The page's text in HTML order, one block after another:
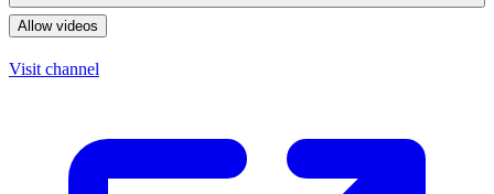
Allow videos
Visit channel